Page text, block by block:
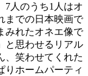
7人のうち1人はオ
までの日本映画で
みれたオネエ像で
と思わせるリアル
、笑わせてくれた
りホームパーティ